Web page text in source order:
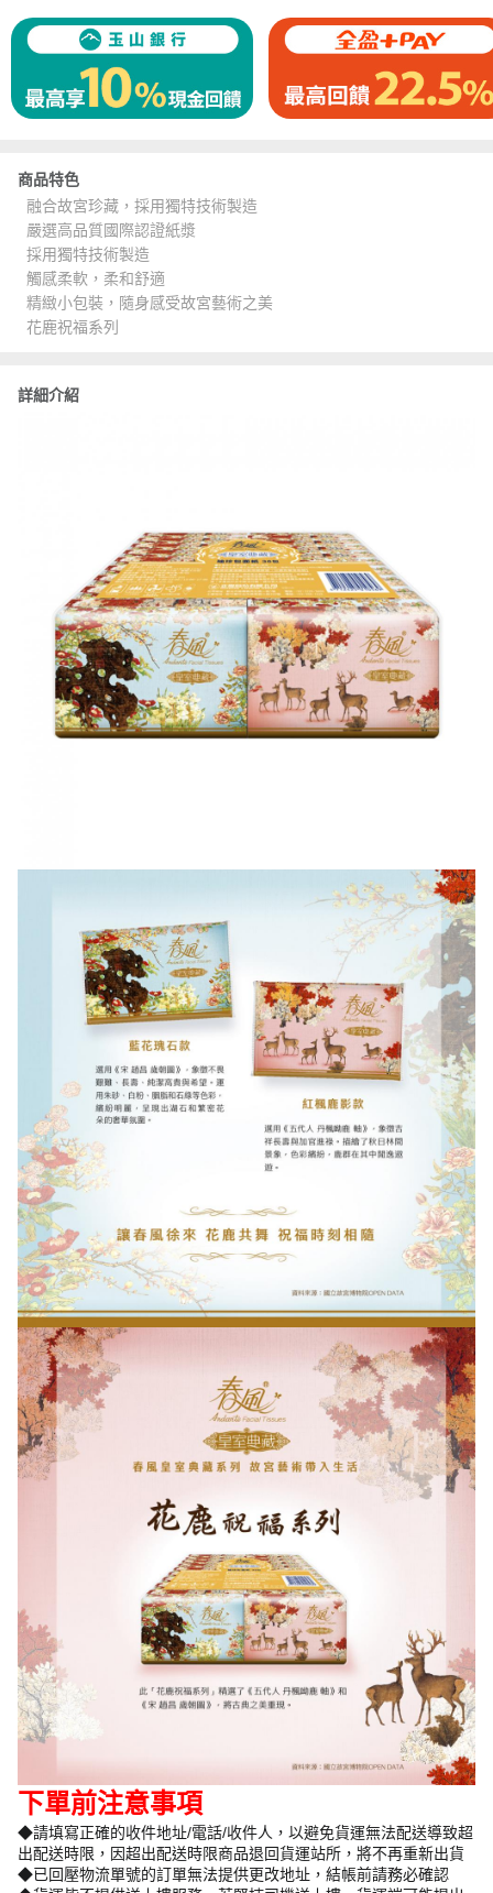
商品特色
融合故宮珍藏，採用獨特技術製造
嚴選高品質國際認證紙漿
採用獨特技術製造
觸感柔軟，柔和舒適
精緻小包裝，隨身感受故宮藝術之美
花鹿祝福系列
詳細介紹
下單前注意事項
◆請填寫正確的收件地址/電話/收件人，以避免貨運無法配送導致超
出配送時限，因超出配送時限商品退回貨運站所，將不再重新出貨
◆已回壓物流單號的訂單無法提供更改地址，結帳前請務必確認